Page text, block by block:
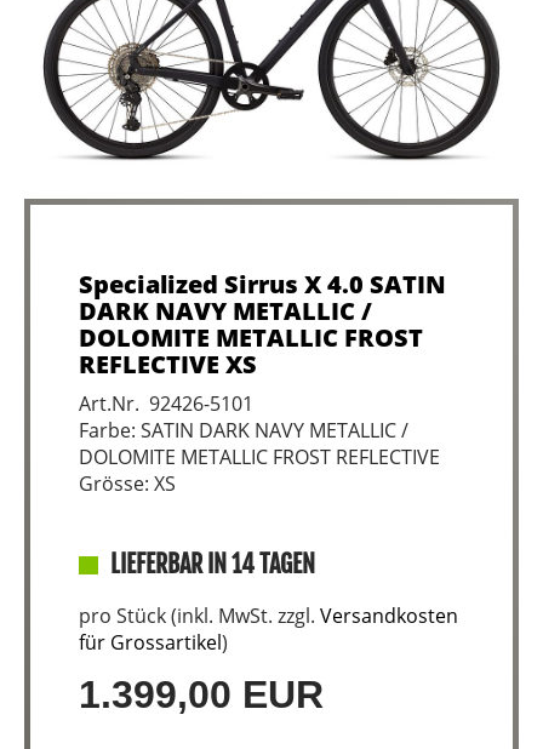
Specialized Sirrus X 4.0 SATIN
DARK NAVY METALLIC /
DOLOMITE METALLIC FROST
REFLECTIVE XS
Art.Nr. 92426-5101
Farbe: SATIN DARK NAVY METALLIC /
DOLOMITE METALLIC FROST REFLECTIVE
Grösse: XS
LIEFERBAR IN 14 TAGEN
pro Stück (inkl. MwSt. zzgl. Versandkosten
für Grossartikel)
1.399,00 EUR